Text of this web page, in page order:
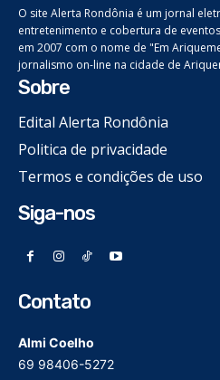
O site Alerta Rondônia é um jornal
entretenimento e cobertura de
em 2007 com o nome de "Em
jornalismo on-line na cidade de
Sobre
Edital Alerta Rondônia
Politica de privacidade
Termos e condições de uso
Siga-nos
Contato
Almi Coelho
69 98406-5272